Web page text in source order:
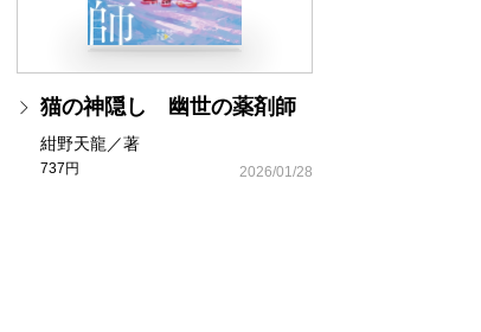
猫の神隠し 幽世の薬剤師
紺野天龍／著
737円 2026/01/28